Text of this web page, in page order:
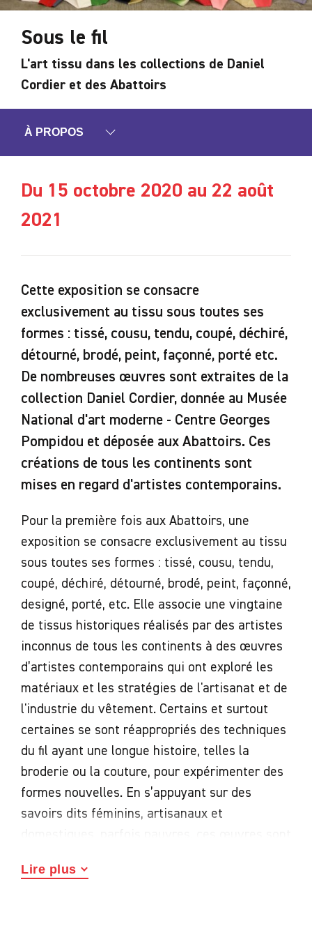
Sous le fil
L'art tissu dans les collections de Daniel
Cordier et des Abattoirs
À PROPOS
Du 15 octobre 2020 au 22 août
2021
Cette exposition se consacre
exclusivement au tissu sous toutes ses
formes : tissé, cousu, tendu, coupé, déchiré,
détourné, brodé, peint, façonné, porté etc.
De nombreuses œuvres sont extraites de la
collection Daniel Cordier, donnée au Musée
National d'art moderne - Centre Georges
Pompidou et déposée aux Abattoirs. Ces
créations de tous les continents sont
mises en regard d'artistes contemporains.
Pour la première fois aux Abattoirs, une
exposition se consacre exclusivement au tissu
sous toutes ses formes : tissé, cousu, tendu,
coupé, déchiré, détourné, brodé, peint, façonné,
designé, porté, etc. Elle associe une vingtaine
de tissus historiques réalisés par des artistes
inconnus de tous les continents à des œuvres
d’artistes contemporains qui ont exploré les
matériaux et les stratégies de l'artisanat et de
l'industrie du vêtement. Certains et surtout
certaines se sont réappropriés des techniques
du fil ayant une longue histoire, telles la
broderie ou la couture, pour expérimenter des
formes nouvelles. En s’appuyant sur des
savoirs dits féminins, artisanaux et
sortir des normes classiques des Beaux-arts,
Lire plus